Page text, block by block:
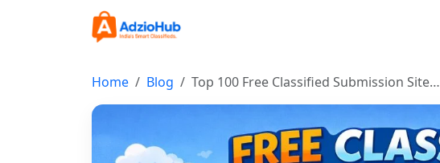
Home Blog Top 100 Free Classified Submission Site…